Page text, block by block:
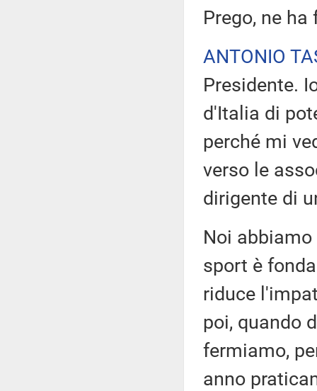
Prego, ne
ANTONIO
Presidente.
d'Italia di
perché mi
verso le
dirigente di
Noi
sport è
riduce
poi, quando
fermiamo,
anno